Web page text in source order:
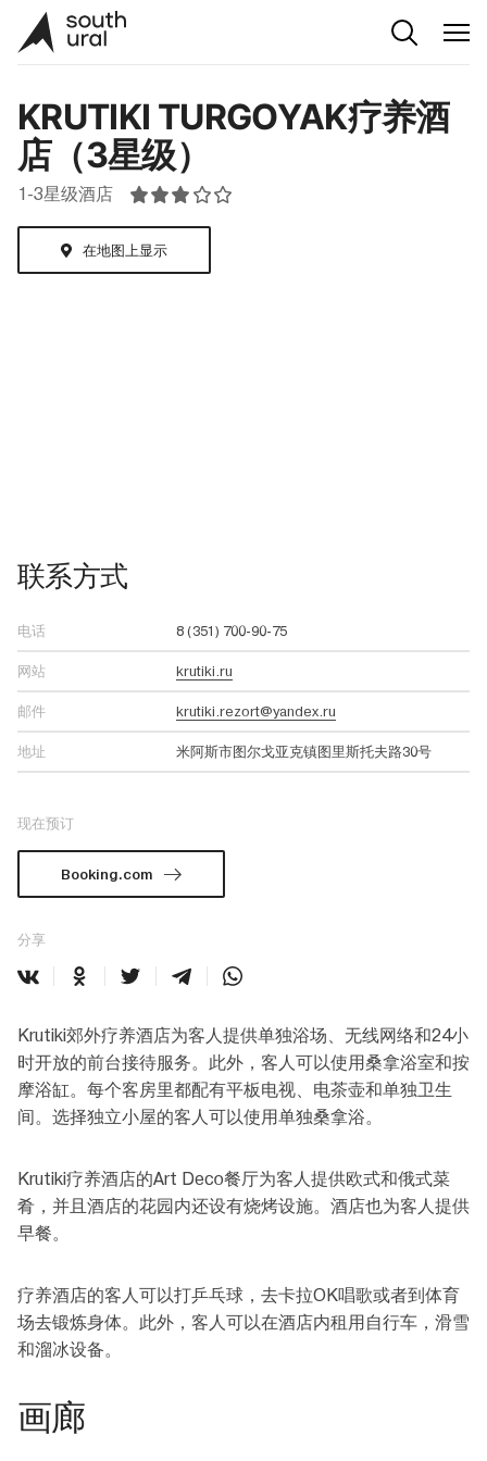
KRUTIKI TURGOYAK疗养酒
店（3星级）
1-3星级酒店
在地图上显示
联系方式
电话 8 (351) 700-90-75
网站 krutiki.ru
邮件 krutiki.rezort@yandex.ru
地址 米阿斯市图尔戈亚克镇图里斯托夫路30号
现在预订
Booking.com
分享
Krutiki郊外疗养酒店为客人提供单独浴场、无线网络和24小
时开放的前台接待服务。此外，客人可以使用桑拿浴室和按
摩浴缸。每个客房里都配有平板电视、电茶壶和单独卫生
间。选择独立小屋的客人可以使用单独桑拿浴。
Krutiki疗养酒店的Art Deco餐厅为客人提供欧式和俄式菜
肴，并且酒店的花园内还设有烧烤设施。酒店也为客人提供
早餐。
疗养酒店的客人可以打乒乓球，去卡拉OK唱歌或者到体育
场去锻炼身体。此外，客人可以在酒店内租用自行车，滑雪
和溜冰设备。
画廊